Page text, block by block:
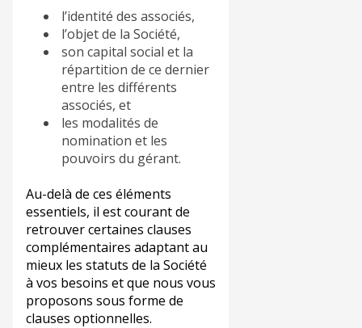
l’identité des associés,
l’objet de la Société,
son capital social et la
répartition de ce dernier
entre les différents
associés, et
les modalités de
nomination et les
pouvoirs du gérant.
Au-delà de ces éléments
essentiels, il est courant de
retrouver certaines clauses
complémentaires adaptant au
mieux les statuts de la Société
à vos besoins et que nous vous
proposons sous forme de
clauses optionnelles.